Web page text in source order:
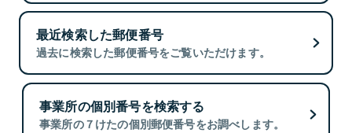
最近検索した郵便番号
過去に検索した郵便番号をご覧いただけます。
事業所の個別番号を検索する
事業所の７けたの個別郵便番号をお調べします。